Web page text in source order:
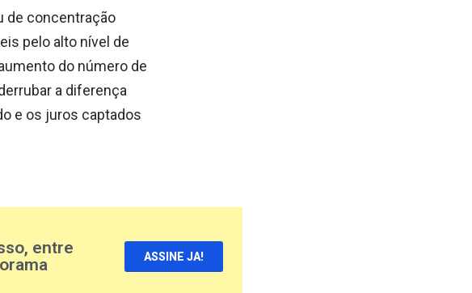
de concentração
pelo alto nível de
do número de
a diferença
e os juros captados
entre
ASSINE JA!